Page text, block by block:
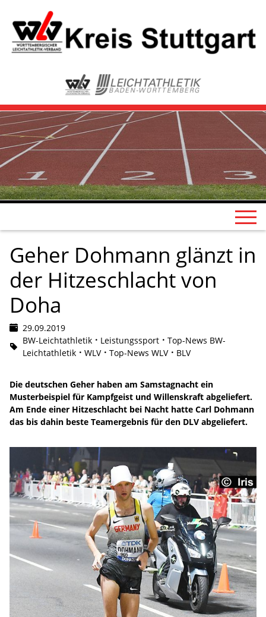
Geher Dohmann glänzt in
der Hitzeschlacht von
Doha
29.09.2019
BW-Leichtathletik
Leistungssport
Top-News BW-
Leichtathletik
WLV Top-News WLV BLV
Die deutschen Geher haben am Samstagnacht ein
Musterbeispiel für Kampfgeist und Willenskraft abgeliefert.
Am Ende einer Hitzeschlacht bei Nacht hatte Carl Dohmann
das bis dahin beste Teamergebnis für den DLV abgeliefert.